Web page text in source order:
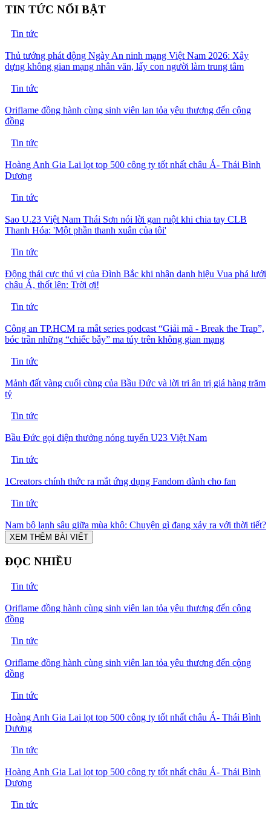
TIN TỨC NỔI BẬT
Tin tức
Thủ tướng phát động Ngày An ninh mạng Việt Nam 2026: Xây
dựng không gian mạng nhân văn, lấy con người làm trung tâm
Tin tức
Oriflame đồng hành cùng sinh viên lan tỏa yêu thương đến cộng
đồng
Tin tức
Hoàng Anh Gia Lai lọt top 500 công ty tốt nhất châu Á- Thái Bình
Dương
Tin tức
Sao U.23 Việt Nam Thái Sơn nói lời gan ruột khi chia tay CLB
Thanh Hóa: 'Một phần thanh xuân của tôi'
Tin tức
Động thái cực thú vị của Đình Bắc khi nhận danh hiệu Vua phá lưới
châu Á, thốt lên: Trời ơi!
Tin tức
Công an TP.HCM ra mắt series podcast “Giải mã - Break the Trap”,
bóc trần những “chiếc bẫy” ma túy trên không gian mạng
Tin tức
Mảnh đất vàng cuối cùng của Bầu Đức và lời tri ân trị giá hàng trăm
tỷ
Tin tức
Bầu Đức gọi điện thưởng nóng tuyển U23 Việt Nam
Tin tức
1Creators chính thức ra mắt ứng dụng Fandom dành cho fan
Tin tức
Nam bộ lạnh sâu giữa mùa khô: Chuyện gì đang xảy ra với thời tiết?
XEM THÊM BÀI VIẾT
ĐỌC NHIỀU
Tin tức
Oriflame đồng hành cùng sinh viên lan tỏa yêu thương đến cộng
đồng
Tin tức
Oriflame đồng hành cùng sinh viên lan tỏa yêu thương đến cộng
đồng
Tin tức
Hoàng Anh Gia Lai lọt top 500 công ty tốt nhất châu Á- Thái Bình
Dương
Tin tức
Hoàng Anh Gia Lai lọt top 500 công ty tốt nhất châu Á- Thái Bình
Dương
Tin tức